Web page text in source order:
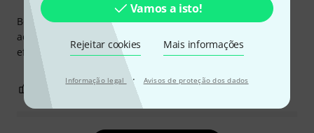
Vamos a isto!
Rejeitar cookies Mais informações
Informação legal · Avisos de proteção dos dados
Bought the item for my B&S GR51 tuba. Does what it was
advertised for, good protection to the bell rim, minimal
effect on sound. Recommended!
0 REPORTAR A CRÍTICA